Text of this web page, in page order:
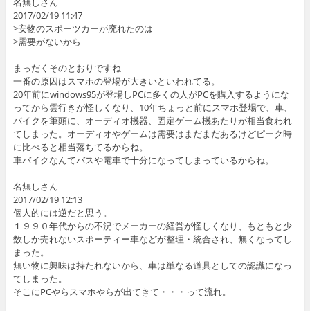
2017/02/19 11:47
>安物のスポーツカーが廃れたのは
>需要がないから
まっだくそのとおりですね
一番の原因はスマホの登場が大きいといわれてる。
20年前にwindows95が登場しPCに多くの人がPCを購入するようにな
ってから雲行きが怪しくなり、10年ちょっと前にスマホ登場で、車、
バイクを筆頭に、オーディオ機器、固定ゲーム機あたりが相当食われ
てしまった。オーディオやゲームは需要はまだまだあるけどピーク時
に比べると相当落ちてるからね。
車バイクなんてバスや電車で十分になってしまっているからね。
名無しさん
2017/02/19 12:13
個人的には逆だと思う。
１９９０年代からの不況でメーカーの経営が怪しくなり、もともと少
数しか売れないスポーティー車などが整理・統合され、無くなってし
まった。
無い物に興味は持たれないから、車は単なる道具としての認識になっ
てしまった。
そこにPCやらスマホやらが出てきて・・・って流れ。